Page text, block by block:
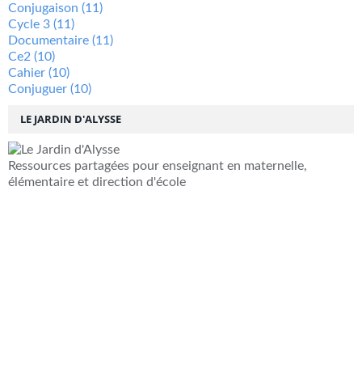
LE JARDIN D'ALYSSE
Ressources partagées pour enseignant en maternelle,
élémentaire et direction d'école
Conjugaison (11)
Cycle 3 (11)
Documentaire (11)
Ce2 (10)
Cahier (10)
Conjuguer (10)